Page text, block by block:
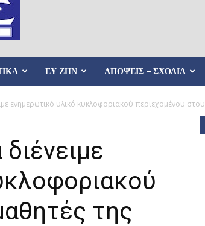
ΕΥ ΖΗΝ ΑΠΟΨΕΙΣ – ΣΧΟΛΙΑ
ενημερωτικό υλικό κυκλοφοριακού περιεχομένου
της